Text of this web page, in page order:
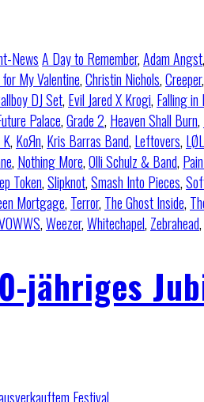
NewsA Day to Remember,Adam Angst,
My Valentine,Christin Nichols,Creeper,
DJ Set, Evil Jared X Krogi, Falling in
Palace,Grade 2, Heaven Shall Burn,
, KoЯn, Kris Barras Band, Leftovers,
, Nothing More,Olli Schulz & Band,
Token,Slipknot,Smash Into Pieces,
Mortgage, Terror, The Ghost Inside,
,Weezer,Whitechapel, Zebrahead,
jähriges